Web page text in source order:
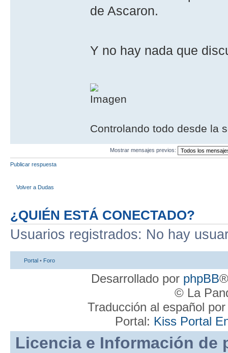
de Ascaron.
Y no hay nada que
Controlando todo desde la
Mostrar mensajes previos:
Publicar respuesta
Volver a Dudas
¿QUIÉN ESTÁ CONECTADO?
Usuarios registrados: No hay
Portal • Foro
Desarrollado por phpBB
© La
Traducción al español
Portal: Kiss Portal
Licencia e Información de